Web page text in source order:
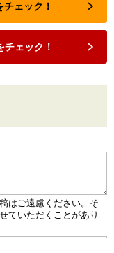
ェック！
ェック！